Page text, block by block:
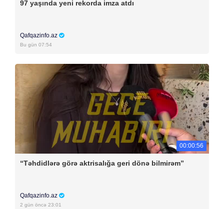
97 yaşında yeni rekorda imza atdı
Qafqazinfo.az
Bu gün 07:54
00:00:56
“Təhdidlərə görə aktrisalığa geri dönə bilmirəm”
Qafqazinfo.az
2 gün öncə 23:01